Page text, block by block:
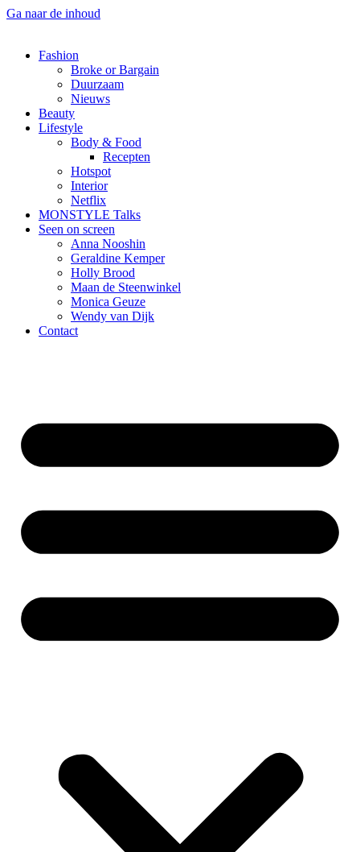
Ga naar de inhoud
Fashion
Broke or Bargain
Duurzaam
Nieuws
Beauty
Lifestyle
Body & Food
Recepten
Hotspot
Interior
Netflix
MONSTYLE Talks
Seen on screen
Anna Nooshin
Geraldine Kemper
Holly Brood
Maan de Steenwinkel
Monica Geuze
Wendy van Dijk
Contact